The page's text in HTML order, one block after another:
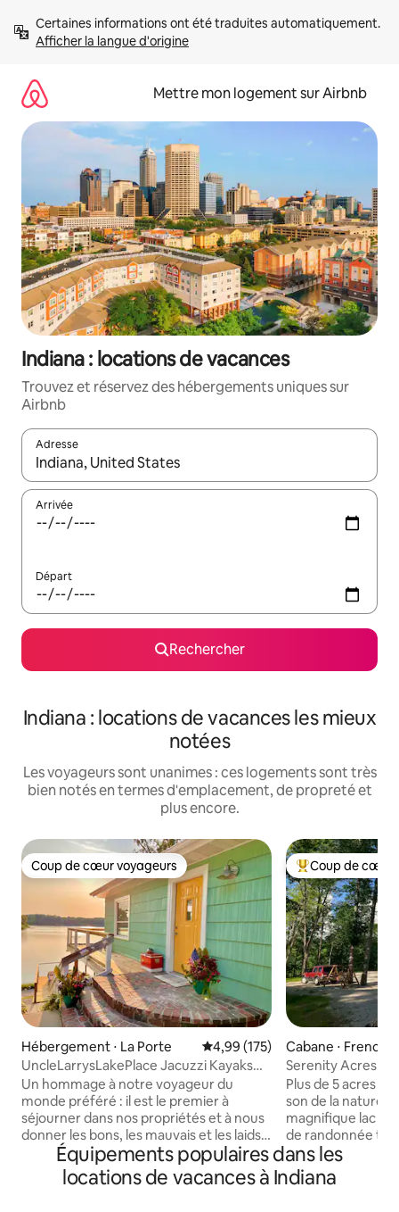
directement
Afficher la langue d'origine
Mettre mon logement sur Airbnb
Indiana : locations de vacances
Trouvez et réservez des hébergements uniques sur
Airbnb
Adresse
Lorsque les résultats s'affichent, utilisez les flèches vers le
Arrivée
Départ
Rechercher
Indiana : locations de vacances les mieux
notées
Les voyageurs sont unanimes : ces logements sont très
bien notés en termes d'emplacement, de propreté et
plus encore.
Coup de cœur voyageurs
Coup de cœur voyageurs
Hébergement ⋅ La Porte Évaluation moyenne sur la
4,99 (175)
UncleLarrysLakePlace Jacuzzi Kayaks
PingPong
Un hommage à notre voyageur du
monde préféré : il est le premier à
séjourner dans nos propriétés et à nous
donner les bons, les mauvais et les laids
commentaires afin que nous puissions
affiner l'expérience ultime pour VOUS.
Cette maison au bord du lac récemment
Coups de cœur
Coup de cœur
Cabane ⋅ French
hip
Serenity Acres
Plus de 5 acres
son de la nature
magnifique lac
de randonnée
seulement un
de parc a de la
VR, les bateaux,
Équipements populaires dans les
locations de vacances à Indiana